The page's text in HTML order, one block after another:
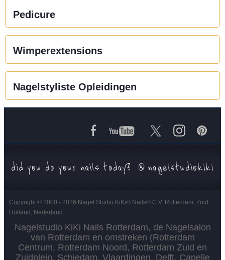
Pedicure
Wimperextensions
Nagelstyliste Opleidingen
Copyright © 2000 - 2026 Nagel Studio KiKi® Nails® C.V. Rotterdam, Zuid
Holland, Nederland
Nagelstudio KiKi Nails Rotterdam, de Nagelsalon
van Rotterdam en omstreken (Rotterdam
Centrum, Rotterdam Noord, Rotterdam Zuid en
Zuidplein, Schiedam, Vlaardingen, Delft, Capelle